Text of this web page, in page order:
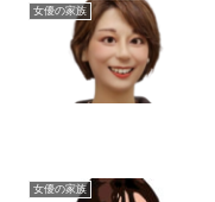
女優の家族
女優の家族